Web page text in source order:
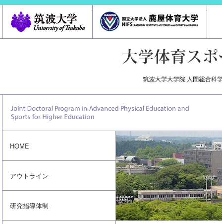
HOME
アウトライン
研究指導体制